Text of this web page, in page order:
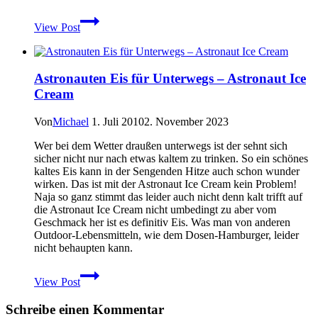
View Post
Der
Trekkingstock
Zukunft?
bamboo
Astronauten Eis für Unterwegs – Astronaut Ice
Cream
VonMichael 1. Juli 20102. November 2023
Wer bei dem Wetter draußen unterwegs ist der sehnt sich
sicher nicht nur nach etwas kaltem zu trinken. So ein schönes
kaltes Eis kann in der Sengenden Hitze auch schon wunder
wirken. Das ist mit der Astronaut Ice Cream kein Problem!
Naja so ganz stimmt das leider auch nicht denn kalt trifft auf
die Astronaut Ice Cream nicht umbedingt zu aber vom
Geschmack her ist es definitiv Eis. Was man von anderen
Outdoor-Lebensmitteln, wie dem Dosen-Hamburger, leider
nicht behaupten kann.
View Post
Astronauten
Eis
Unterwegs
Schreibe einen Kommentar